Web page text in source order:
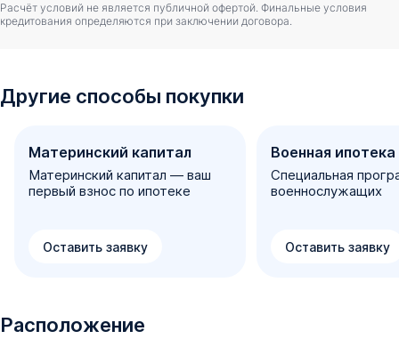
Расчёт условий не является публичной офертой. Финальные условия
кредитования определяются при заключении договора.
Другие способы покупки
Материнский капитал
Материнский капитал — ваш
первый взнос по ипотеке
Оставить заявку
Военная ипотека
Специальная
военнослужащих
Оставить заявку
Расположение